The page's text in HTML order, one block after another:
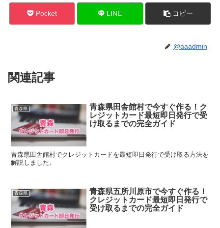
Pocket LINE コピー
@aaadmin
関連記事
青森県
青森県田舎館村で今すぐ作る！ク
レジットカード最短即日発行で受
け取るまでの完全ガイド
青森県田舎館村でクレジットカードを最短即日発行で受け取る方法を
解説しました。
青森県
青森県五所川原市で今すぐ作る！
クレジットカード最短即日発行で
受け取るまでの完全ガイド